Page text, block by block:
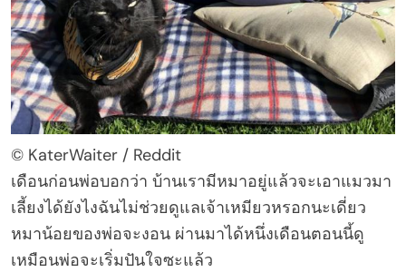
© KaterWaiter / Reddit
เดือนก่อนพ่อบอกว่า บ้านเรามีหมาอยู่แล้วจะเอาแมวมา
เลี้ยงได้ยังไงฉันไม่ช่วยดูแลเจ้าเหมียวหรอกนะเดี่ยว
หมาน้อยของพ่อจะงอน ผ่านมาได้หนึ่งเดือนตอนนี้ดู
เหมือนพ่อจะเริ่มปันใจซะแล้ว